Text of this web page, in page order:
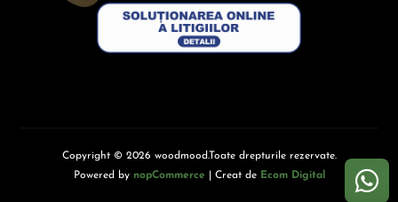
Copyright © 2026 woodmood.Toate drepturile rezervate.
Powered by nopCommerce | Creat de Ecom Digital